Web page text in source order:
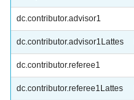
dc.contributor.advisor1
dc.contributor.advisor1Lattes
dc.contributor.referee1
dc.contributor.referee1Lattes